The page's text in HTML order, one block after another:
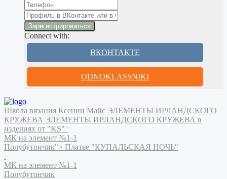
Connect with:
ВКОНТАКТЕ
ODNOKLASSNIKI
Школа вязания Ксении Майс ЭЛЕМЕНТЫ ИРЛАНДСКОГО
КРУЖЕВА ЭЛЕМЕНТЫ ИРЛАНДСКОГО КРУЖЕВА в
изделиях от "KS" ˑ
МК на элемент №1-1
Полубутончик"> Платье "КУПАЛЬСКАЯ НОЧЬ"
ˑ
МК на элемент №1-1
Полубутончик